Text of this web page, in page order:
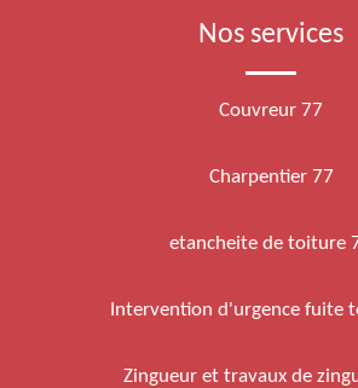
Nos services
Couvreur 77
Charpentier 77
etancheite de toiture
Intervention d'urgence fuite
Zingueur et travaux de